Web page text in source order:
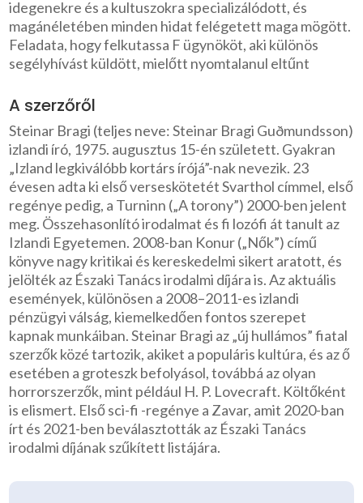
idegenekre és a kultuszokra specializálódott, és
magánéletében minden hidat felégetett maga mögött.
Feladata, hogy felkutassa F ügynököt, aki különös
segélyhívást küldött, mielőtt nyomtalanul eltűnt
A szerzőről
Steinar Bragi (teljes neve: Steinar Bragi Guðmundsson)
izlandi író, 1975. augusztus 15-én született. Gyakran
„Izland legkiválóbb kortárs írójá”-nak nevezik. 23
évesen adta ki első verseskötetét Svarthol címmel, első
regénye pedig, a Turninn („A torony”) 2000-ben jelent
meg. Összehasonlító irodalmat és fi lozófi át tanult az
Izlandi Egyetemen. 2008-ban Konur („Nők”) című
könyve nagy kritikai és kereskedelmi sikert aratott, és
jelölték az Északi Tanács irodalmi díjára is. Az aktuális
események, különösen a 2008–2011-es izlandi
pénzügyi válság, kiemelkedően fontos szerepet
kapnak munkáiban. Steinar Bragi az „új hullámos” fiatal
szerzők közé tartozik, akiket a populáris kultúra, és az ő
esetében a groteszk befolyásol, továbbá az olyan
horrorszerzők, mint például H. P. Lovecraft. Költőként
is elismert. Első sci-fi -regénye a Zavar, amit 2020-ban
írt és 2021-ben beválasztották az Északi Tanács
irodalmi díjának szűkített listájára.